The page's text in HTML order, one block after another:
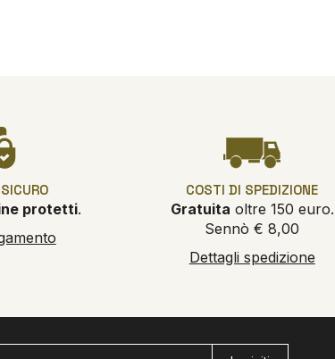
protetti.
COSTI DI SPEDIZIONE
Gratuita oltre 150 euro.
Sennò € 8,00
Dettagli spedizione